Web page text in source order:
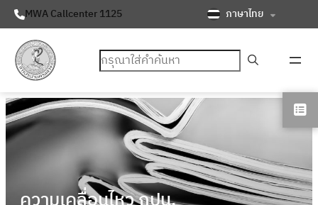
MWA Callcenter 1125 ภาษาไทย
ค้นหา